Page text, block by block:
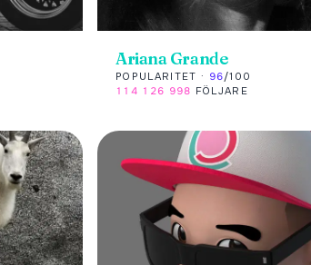
Ariana Grande
POPULARITET · 96/100
114 126 998 FÖLJARE